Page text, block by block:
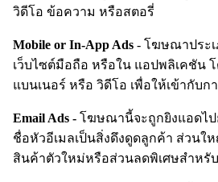
วิดีโอ ข้อความ หรือสตอรี่
Mobile or In-App Ads - โฆษณาประ
เว็บไซต์มือถือ หรือใน แอปพลิเคชัน
แบนเนอร์ หรือ วิดีโอ เพื่อให้เข้ากับ
Email Ads - โฆษณานี้จะถูกยิงแอดไป
ชื่อหัวอีเมลเป็นสิ่งดึงดูดลูกค้า ส่วนใ
สินค้าตัวใหม่หรือส่วนลดพิเศษสำหรั